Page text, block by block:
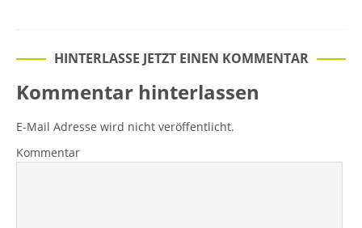
HINTERLASSE JETZT EINEN KOMMENTAR
Kommentar hinterlassen
E-Mail Adresse wird nicht veröffentlicht.
Kommentar